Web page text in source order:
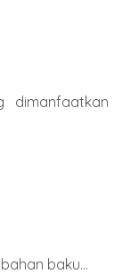
dimanfaatkan
baku...